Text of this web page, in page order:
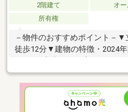
2階建て オ
所有権
－物件のおすすめポイント－
徒歩12分▼建物の特徴・2024年
とゆったりくつろげる空間・
実▼設備・リビングダイニン
LDKは電動シャッター付きで
品などスッキリ収納できるパ